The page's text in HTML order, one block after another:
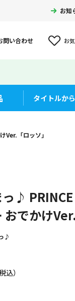
お知
問い合わせ お
タイトルか
Ver.「ロッソ」
♪ PRINCE
でかけ
♪